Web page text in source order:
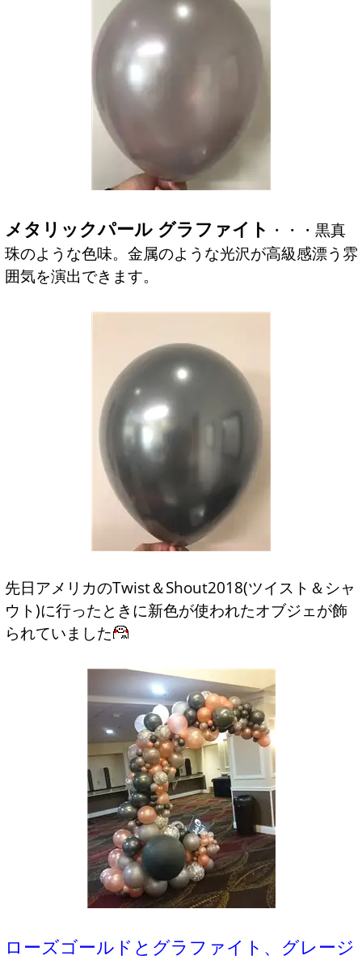
メタリックパール グラファイト ・・・黒真
珠のような色味。金属のような光沢が高級感漂う雰
囲気を演出できます。
先日アメリカのTwist＆Shout2018(ツイスト＆シャ
ウト)に行ったときに新色が使われたオブジェが飾
られていました
ローズゴールドとグラファイト、グレージ